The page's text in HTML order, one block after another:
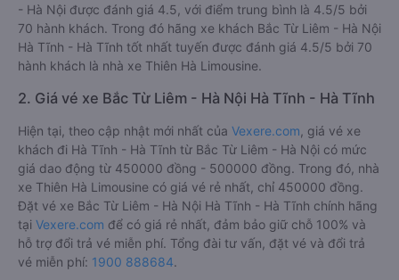
- Hà Nội được đánh giá 4.5, với điểm trung bình là 4.5/5 bởi
70 hành khách. Trong đó hãng xe khách Bắc Từ Liêm - Hà Nội
Hà Tĩnh - Hà Tĩnh tốt nhất tuyến được đánh giá 4.5/5 bởi 70
hành khách là nhà xe Thiên Hà Limousine.
2. Giá vé xe Bắc Từ Liêm - Hà Nội Hà Tĩnh - Hà Tĩnh
Hiện tại, theo cập nhật mới nhất của Vexere.com , giá vé xe
khách đi Hà Tĩnh - Hà Tĩnh từ Bắc Từ Liêm - Hà Nội có mức
giá dao động từ 450000 đồng - 500000 đồng. Trong đó, nhà
xe Thiên Hà Limousine có giá vé rẻ nhất, chỉ 450000 đồng.
Đặt vé xe Bắc Từ Liêm - Hà Nội Hà Tĩnh - Hà Tĩnh chính hãng
tại Vexere.com để có giá rẻ nhất, đảm bảo giữ chỗ 100% và
hỗ trợ đổi trả vé miễn phí. Tổng đài tư vấn, đặt vé và đổi trả
vé miễn phí: 1900 888684.